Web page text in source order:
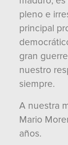
pleno e
principal
gran
nuestro
siempre.
A nuestra
Mario
años.